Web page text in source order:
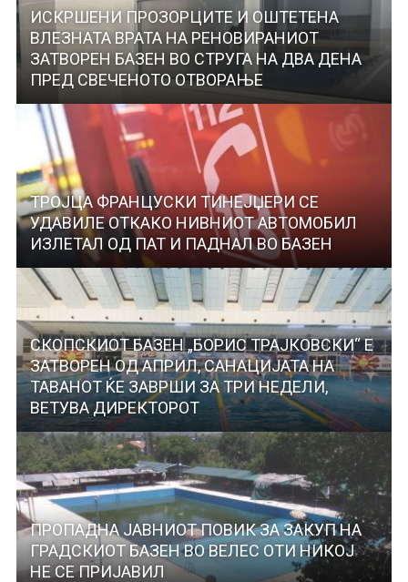
ИСКРШEНИ ПРОЗОРЦИТЕ И ОШТЕТЕНА
ВЛЕЗНАТА ВРАТА НА РЕНОВИРАНИОТ
ЗАТВОРЕН БАЗЕН ВО СТРУГА НА ДВА ДЕНА
ПРЕД СВЕЧЕНОТО ОТВОРАЊЕ
ТРОЈЦА ФРАНЦУСКИ ТИНЕЈЏЕРИ СЕ
УДАВИЛЕ ОТКАКО НИВНИОТ АВТОМОБИЛ
ИЗЛЕТАЛ ОД ПАТ И ПАДНАЛ ВО БАЗЕН
СКОПСКИОТ БАЗЕН „БОРИС ТРАЈКОВСКИ“ Е
ЗАТВОРЕН ОД АПРИЛ, САНАЦИЈАТА НА
ТАВАНОТ ЌЕ ЗАВРШИ ЗА ТРИ НЕДЕЛИ,
ВЕТУВА ДИРЕКТОРОТ
ПРОПАДНА ЈАВНИОТ ПОВИК ЗА ЗАКУП НА
ГРАДСКИОТ БАЗЕН ВО ВЕЛЕС ОТИ НИКОЈ
НЕ СЕ ПРИЈАВИЛ